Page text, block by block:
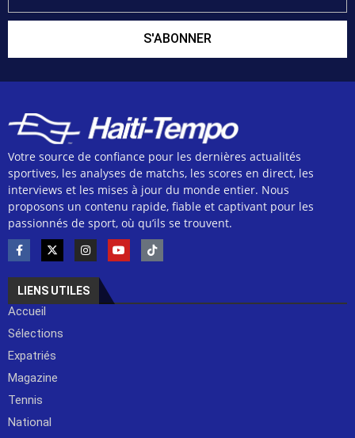
S'ABONNER
Votre source de confiance pour les dernières actualités
sportives, les analyses de matchs, les scores en direct, les
interviews et les mises à jour du monde entier. Nous
proposons un contenu rapide, fiable et captivant pour les
passionnés de sport, où qu’ils se trouvent.
LIENS UTILES
Accueil
Sélections
Expatriés
Magazine
Tennis
National